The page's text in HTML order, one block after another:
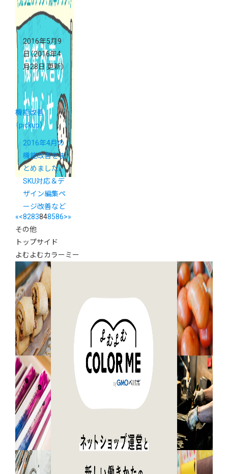
2016年5月9
日（2016年4
月28日 更新）
機能改善
（pickup）
2016年4月の
機能改善をま
とめました。
SKU対応＆デ
ザイン編集ペ
ージ改善など
«<8283848586>»
その他
トップサイド
よむよむカラーミー